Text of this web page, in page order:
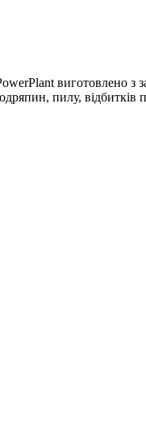
виготовлено з
пилу, відбитків